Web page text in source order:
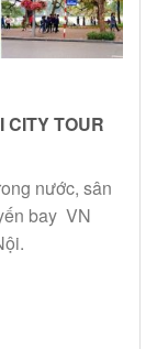
CITY TOUR
nước, sân
bay VN